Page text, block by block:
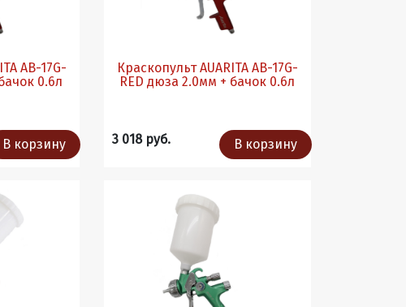
+ бачок 0.6л
В корзину
Краскопульт AUARITA AB-17G-
RED дюза 2.0мм + бачок 0.6л
3 018 руб. В корзину